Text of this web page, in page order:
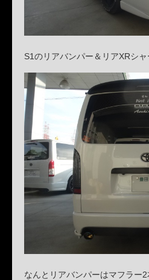
S1のリアバンパー＆リアXRシャ
なんとリアバンパーはマフラー2